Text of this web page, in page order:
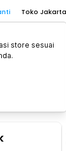
Toko
Pick n Go
Pick n Go
Pick n Go
Toko
store sesuai